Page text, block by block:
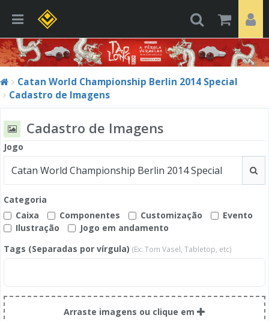
Catan World Championship Berlin 2014 Special
Cadastro de Imagens
Cadastro de Imagens
Jogo
Categoria
Caixa
Componentes Customização
Evento
Ilustração
Jogo em andamento
Tags (Separadas por vírgula) (Ex: Tom Vasel, Tabletop, etc)
Arraste imagens ou clique em